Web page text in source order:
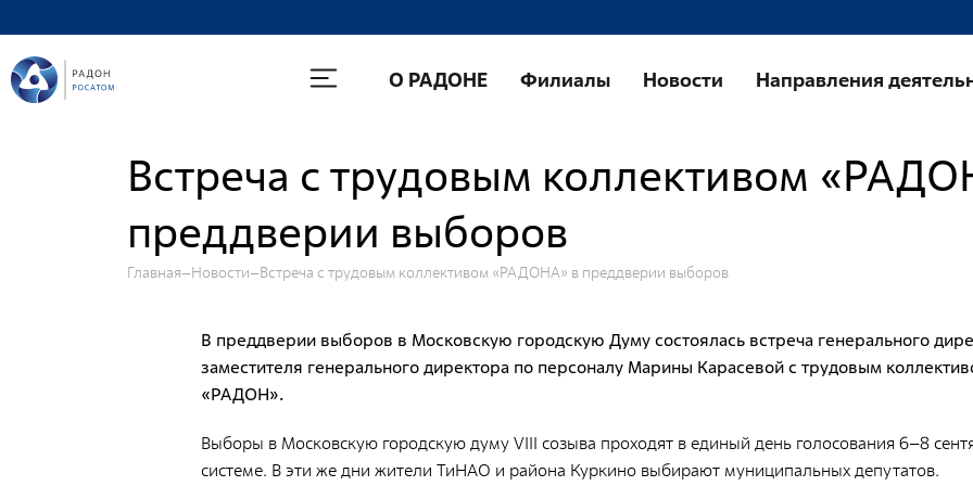
О РАДОНЕ Филиалы Новости Направления
Встреча с трудовым коллективом
преддверии выборов
Главная Новости Встреча с трудовым коллективом «РАДОНА» в преддверии выборов
В преддверии выборов в Московскую городскую Думу состоялась встреча генерального
заместителя генерального директора по персоналу Марины Карасевой с трудовым
«РАДОН».
Выборы в Московскую городскую думу VIII созыва проходят в единый день голосования 6–8
системе. В эти же дни жители ТиНАО и района Куркино выбирают муниципальных депутатов.
Лицензии
Ценности Росатома
Производственная система "Росатома"
Научно-технический совет
Системы менеджмента
Направления деятельности
Региональный учет и контроль радиоактивных
излучения и радиоактивных отходов
Радиационно-аварийные и радиационно-
реабилитационные работы
управлению объектами «ядерного наследия»
СМИ о нас
Контакты для прессы